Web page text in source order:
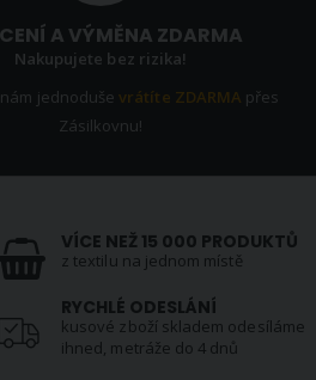
A VÝMĚNA ZDARMA
Nakupujete bez rizika!
jednoduševrátíte ZDARMA přes
Zásilkovnu!
VÍCE NEŽ 15 000 PRODUKTŮ
z textilu na jednom místě
RYCHLÉ ODESLÁNÍ
kusové zboží skladem odesíláme
ihned, metráže do 4 dnů